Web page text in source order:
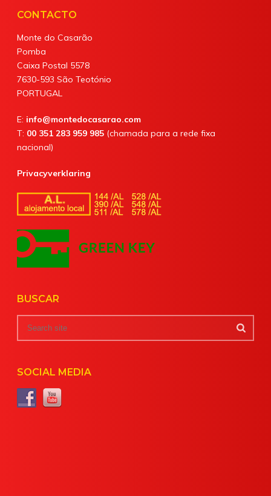
CONTACTO
Monte do Casarão
Pomba
Caixa Postal 5578
7630-593 São Teotónio
PORTUGAL
E: info@montedocasarao.com
T: 00 351 283 959 985 (chamada para a rede fixa
nacional)
Privacyverklaring
BUSCAR
SOCIAL MEDIA